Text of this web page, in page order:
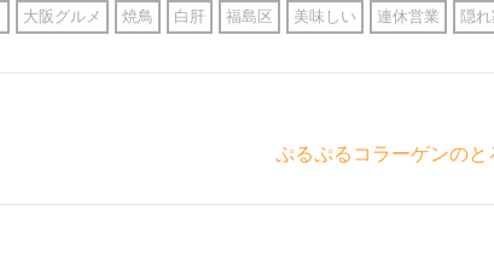
大阪グルメ 焼鳥 白肝 福島区 美味しい 連休営業 隠
ぷるぷるコラーゲンのと